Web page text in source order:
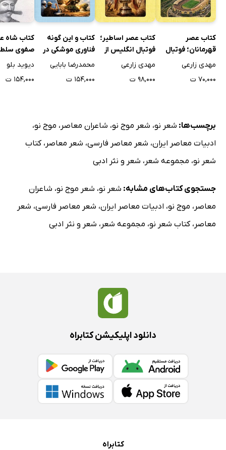
65. حکایت پاییز
67. در تمنای گلی...
68. کسی که...
69. یادت
72. هنگامی
73. پاییزِ‌ دوست داشتنی
74. در کرانه زندگی...
76. ذوقِ درخت انار را
77. الههِ نور و روشنایی
78. خاطرات...
کتاب عصر
قهرمانان؛ فوتبال
مهدی زارعی
۷۰,۰۰۰ ت
کتاب عصر اساطیر؛
فوتبال انگلیس از
مهدی زارعی
۹۸,۰۰۰ ت
کتاب و این گونه
فناوری موشکی در
ایران شکل گرفت -
محمدرضا بابایی
۱۵۴,۰۰۰ ت
کتاب شاه
صفوی
که
دیوید بلو
۱۵۴,۰۰۰ ت
برچسب‌ها: شعر نو، شعر موج نو، شاعران معاصر ، موج نو،
ادبیات معاصر ایران، شعر معاصر فارسی، شعر معاصر ،کتاب
شعر نو، مجموعه شعر ، شعر و نثر ادبی
جستجوی کتاب‌های مشابه: شعر نو، شعر موج نو، شاعران
معاصر ، موج نو، ادبیات معاصر ایران، شعر معاصر فارسی، شعر
معاصر ،کتاب شعر نو، مجموعه شعر ، شعر و نثر ادبی
دانلود اپلیکیشن کتابراه
کتابراه